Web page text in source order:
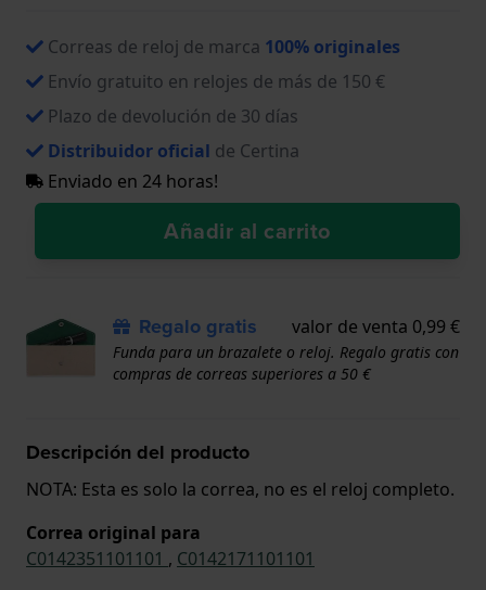
Correas de reloj de marca 100% originales
Envío gratuito en relojes de más de 150 €
Plazo de devolución de 30 días
Distribuidor oficial de Certina
Enviado en 24 horas!
Añadir al carrito
Regalo gratis valor de venta 0,99 €
Funda para un brazalete o reloj. Regalo gratis con
compras de correas superiores a 50 €
Descripción del producto
NOTA: Esta es solo la correa, no es el reloj completo.
Correa original para
C0142351101101 , C0142171101101